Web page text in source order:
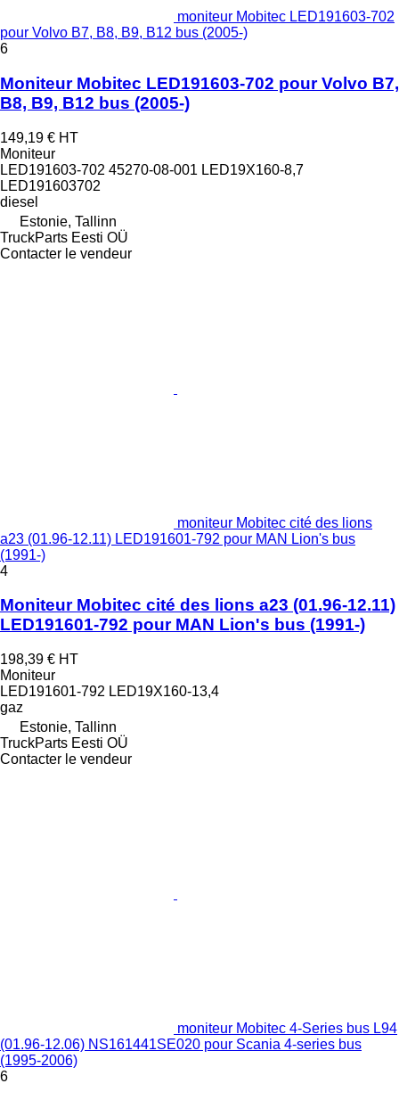
moniteur Mobitec LED191603-702
pour Volvo B7, B8, B9, B12 bus (2005-)
6
Moniteur Mobitec LED191603-702 pour Volvo B7,
B8, B9, B12 bus (2005-)
149,19 € HT
Moniteur
LED191603-702 45270-08-001 LED19X160-8,7
LED191603702
diesel
Estonie, Tallinn
TruckParts Eesti OÜ
Contacter le vendeur
moniteur Mobitec cité des lions
a23 (01.96-12.11) LED191601-792 pour MAN Lion's bus
(1991-)
4
Moniteur Mobitec cité des lions a23 (01.96-12.11)
LED191601-792 pour MAN Lion's bus (1991-)
198,39 € HT
Moniteur
LED191601-792 LED19X160-13,4
gaz
Estonie, Tallinn
TruckParts Eesti OÜ
Contacter le vendeur
moniteur Mobitec 4-Series bus L94
(01.96-12.06) NS161441SE020 pour Scania 4-series bus
(1995-2006)
6